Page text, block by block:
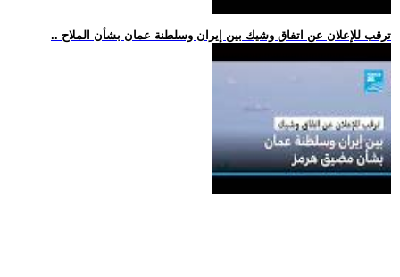
.. ترقب للإعلان عن اتفاق وشيك بين إيران وسلطنة عمان بشأن الملاح